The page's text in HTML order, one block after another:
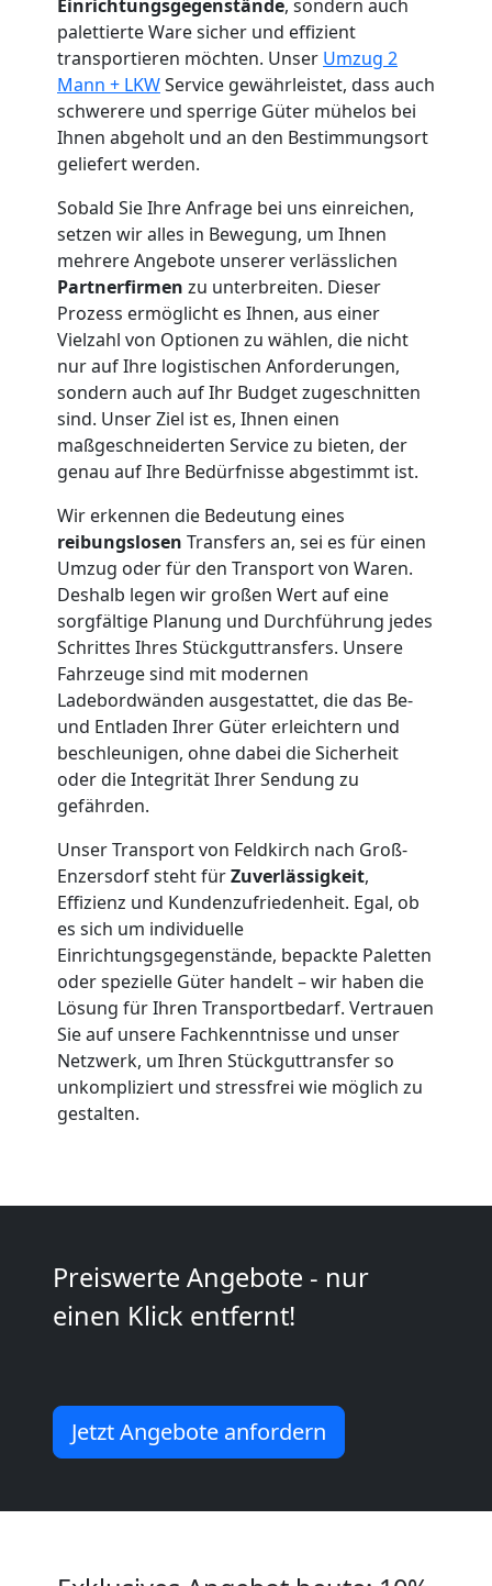
Einrichtungsgegenstände, sondern auch
palettierte Ware sicher und effizient
transportieren möchten. Unser Umzug 2
Mann + LKWService gewährleistet, dass auch
schwerere und sperrige Güter mühelos bei
Ihnen abgeholt und an den Bestimmungsort
geliefert werden.
Sobald Sie Ihre Anfrage bei uns einreichen,
setzen wir alles in Bewegung, um Ihnen
mehrere Angebote unserer verlässlichen
Partnerfirmen zu unterbreiten. Dieser
Prozess ermöglicht es Ihnen, aus einer
Vielzahl von Optionen zu wählen, die nicht
nur auf Ihre logistischen Anforderungen,
sondern auch auf Ihr Budget zugeschnitten
sind. Unser Ziel ist es, Ihnen einen
maßgeschneiderten Service zu bieten, der
genau auf Ihre Bedürfnisse abgestimmt ist.
Wir erkennen die Bedeutung eines
reibungslosen Transfers an, sei es für einen
Umzug oder für den Transport von Waren.
Deshalb legen wir großen Wert auf eine
sorgfältige Planung und Durchführung jedes
Schrittes Ihres Stückguttransfers. Unsere
Fahrzeuge sind mit modernen
Ladebordwänden ausgestattet, die das Be-
und Entladen Ihrer Güter erleichtern und
beschleunigen, ohne dabei die Sicherheit
oder die Integrität Ihrer Sendung zu
gefährden.
Unser Transport von Feldkirch nach Groß-
Enzersdorf steht fürZuverlässigkeit,
Effizienz und Kundenzufriedenheit. Egal, ob
es sich um individuelle
Einrichtungsgegenstände, bepackte Paletten
oder spezielle Güter handelt – wir haben die
Lösung für Ihren Transportbedarf. Vertrauen
Sie auf unsere Fachkenntnisse und unser
Netzwerk, um Ihren Stückguttransfer so
unkompliziert und stressfrei wie möglich zu
gestalten.
Preiswerte Angebote - nur
einen Klick entfernt!
Jetzt Angebote anfordern
Küchenumzug
Feldkirch
Umzug
und
Lagerung
Feldkirch
Full-
Service-
Umzug
Feldkirch
Qualitäts-
Umzüge
Feldkirch
Vereinsumzug
Feldkirch
Anfrage
Möbeltransport
International
National
Beiladung